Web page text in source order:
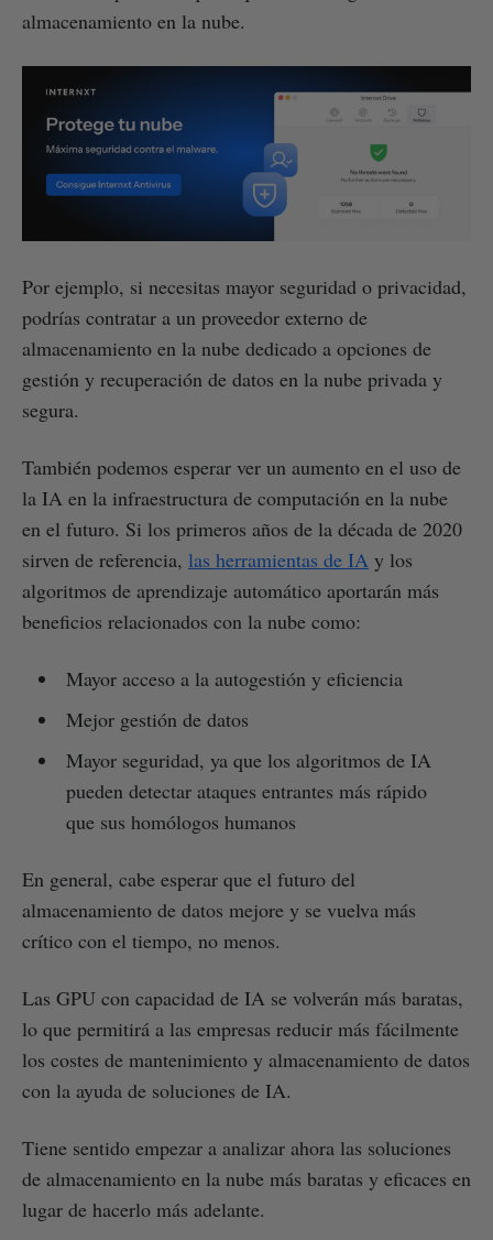
almacenamiento en la nube.
Por ejemplo, si necesitas mayor seguridad o privacidad,
podrías contratar a un proveedor externo de
almacenamiento en la nube dedicado a opciones de
gestión y recuperación de datos en la nube privada y
segura.
También podemos esperar ver un aumento en el uso de
la IA en la infraestructura de computación en la nube
en el futuro. Si los primeros años de la década de 2020
sirven de referencia, las herramientas de IA y los
algoritmos de aprendizaje automático aportarán más
beneficios relacionados con la nube como:
Mayor acceso a la autogestión y eficiencia
Mejor gestión de datos
Mayor seguridad, ya que los algoritmos de IA
pueden detectar ataques entrantes más rápido
que sus homólogos humanos
En general, cabe esperar que el futuro del
almacenamiento de datos mejore y se vuelva más
crítico con el tiempo, no menos.
Las GPU con capacidad de IA se volverán más baratas,
lo que permitirá a las empresas reducir más fácilmente
los costes de mantenimiento y almacenamiento de datos
con la ayuda de soluciones de IA.
Tiene sentido empezar a analizar ahora las soluciones
de almacenamiento en la nube más baratas y eficaces en
lugar de hacerlo más adelante.